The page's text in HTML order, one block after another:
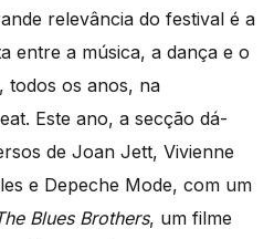
relevância do festival é a
entre a música, a dança e o
todos os anos, na
Este ano, a secção dá-
de Joan Jett, Vivienne
e Depeche Mode, com um
Blues Brothers, um filme